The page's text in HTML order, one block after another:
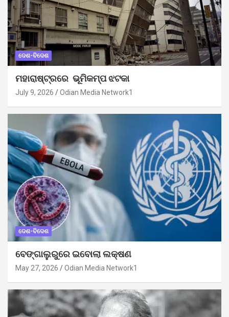
ଦେଶ-ବିଦେଶ
ମହାରାଷ୍ଟ୍ରରେ ଭୂମିକମ୍ପ ଝଟକା
July 9, 2026 Odian Media Network1
ଦେଶ-ବିଦେଶ
ବେଙ୍ଗାଲୁରୁରେ ଇବୋଲା ଲକ୍ଷଣ
May 27, 2026 Odian Media Network1